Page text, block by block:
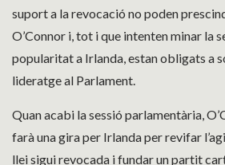
suport a la revocació no poden
O’Connor i, tot i que intenten minar la
popularitat a Irlanda, estan obligats a
lideratge al Parlament.
Quan acabi la sessió parlamentària,
farà una gira per Irlanda per revifar
llei sigui revocada i fundar un partit